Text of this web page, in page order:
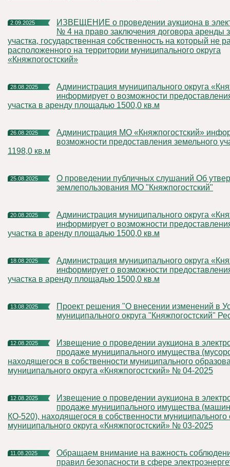
2.09.2025
ИЗВЕЩЕНИЕ о проведении аукциона в электронной форме
№ 4 на право заключения договора аренды
участка, государственная собственность на который не
расположенного на территории муниципального округа
«Княжпогостский»
28.08.2025
Администрация муниципального округа «Княжпогостский»
информирует о возможности
участка в аренду площадью 1500,0 кв.м
26.08.2025
Администрация МО «Княжпогостский» информирует о
возможности предоставления земельного
1198,0 кв.м
25.08.2025
О проведении публичных слушаний Об утверждении Правил
землепользования МО "Княжпогостский"
20.08.2025
Администрация муниципального округа «Княжпогостский»
информирует о возможности
участка в аренду площадью 1500,0 кв.м
18.08.2025
Администрация муниципального округа «Княжпогостский»
информирует о возможности
участка в аренду площадью 1500,0 кв.м
13.08.2025
проект решения "О внесении изменений в Устав
муниципального округа "Княжпогостский"
12.08.2025
Извещение о проведении аукциона в электронной форме по
продаже муниципального имущества
находящегося в собственности муниципального
муниципального округа «Княжпогостский» № 04-2025
12.08.2025
Извещение о проведении аукциона в электронной форме по
продаже муниципального имущества
КО-520), находящегося в собственности муниципального
муниципального округа «Княжпогостский» № 03-2025
11.08.2025
Обращаем внимание на важность соблюдения законов и
правил безопасности в сфере